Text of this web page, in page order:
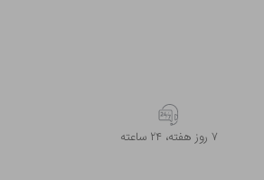
۷ روز ﻫﻔﺘﻪ، ۲۴ ﺳﺎﻋﺘﻪ